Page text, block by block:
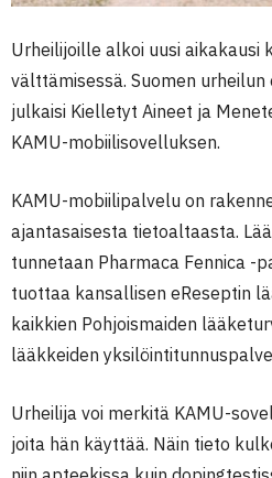
Urheilijoille alkoi uusi aikakausi
välttämisessä. Suomen
julkaisi Kielletyt Aineet ja
KAMU-mobiilisovelluksen.
KAMU-mobiilipalvelu on
ajantasaisesta tietoaltaasta.
tunnetaan Pharmaca Fennica -
tuottaa kansallisen eReseptin
kaikkien Pohjoismaiden
lääkkeiden
Urheilija voi merkitä KAMU-
joita hän käyttää. Näin tieto